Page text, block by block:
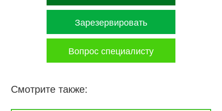
Зарезервировать
Вопрос специалисту
Смотрите также: